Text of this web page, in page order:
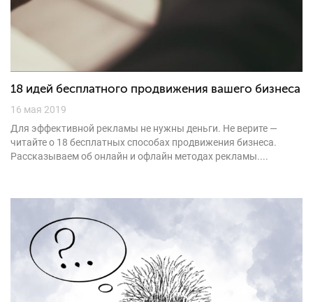
18 идей бесплатного продвижения вашего бизнеса
16 мая 2019
Для эффективной рекламы не нужны деньги. Не верите —
читайте о 18 бесплатных способах продвижения бизнеса.
Рассказываем об онлайн и офлайн методах рекламы....